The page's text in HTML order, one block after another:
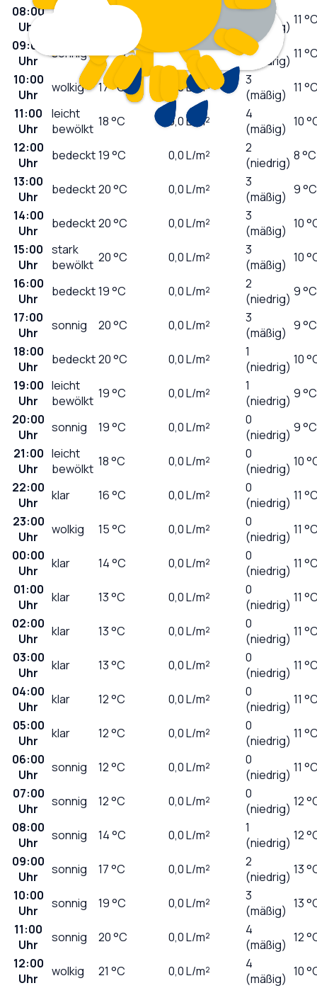
08:00
Uhr
0
(niedrig) 11
09:00
Uhr
sonnig 16°C 0,0 L/m²
(niedrig) 11
10:00
Uhr
wolkig 17°C 0,0L/m²
3
(mäßig) 11
11:00
Uhr
leicht
bewölkt 18°C 0,0L/m²
4
(mäßig) 10
12:00
Uhr
bedeckt19°C 0,0L/m²
2
(niedrig) 8 °C
13:00
Uhr
bedeckt20°C 0,0L/m²
3
(mäßig) 9 °C
14:00
Uhr
bedeckt20°C 0,0L/m²
3
(mäßig) 10
15:00
Uhr
stark
bewölkt 20°C 0,0L/m²
3
(mäßig) 10
16:00
Uhr
bedeckt19°C 0,0L/m²
2
(niedrig) 9 °C
17:00
Uhr
sonnig 20°C 0,0L/m²
3
(mäßig) 9 °C
18:00
Uhr
bedeckt20°C 0,0L/m²
1
(niedrig) 10
19:00
Uhr
leicht
bewölkt 19°C 0,0L/m²
1
(niedrig) 9 °C
20:00
Uhr
sonnig 19°C 0,0L/m²
0
(niedrig) 9 °C
21:00
Uhr
leicht
bewölkt 18°C 0,0L/m²
0
(niedrig) 10
22:00
Uhr
klar 16°C 0,0L/m²
0
(niedrig) 11
23:00
Uhr
wolkig 15°C 0,0L/m²
0
(niedrig) 11
00:00
Uhr
klar 14°C 0,0L/m²
0
(niedrig) 11
01:00
Uhr
klar 13°C 0,0L/m²
0
(niedrig) 11
02:00
Uhr
klar 13°C 0,0L/m²
0
(niedrig) 11
03:00
Uhr
klar 13°C 0,0L/m²
0
(niedrig) 11
04:00
Uhr
klar 12°C 0,0L/m²
0
(niedrig) 11
05:00
Uhr
klar 12°C 0,0L/m²
0
(niedrig) 11
06:00
Uhr
sonnig 12°C 0,0L/m²
0
(niedrig) 11
07:00
Uhr
sonnig 12°C 0,0L/m²
0
(niedrig) 12
08:00
Uhr
sonnig 14°C 0,0L/m²
1
(niedrig) 12
09:00
Uhr
sonnig 17°C 0,0L/m²
2
(niedrig) 13
10:00
Uhr
sonnig 19°C 0,0L/m²
3
(mäßig) 13
11:00
Uhr
sonnig 20°C 0,0L/m²
4
(mäßig) 12
12:00
Uhr
wolkig 21 °C 0,0L/m²
4
(mäßig) 10